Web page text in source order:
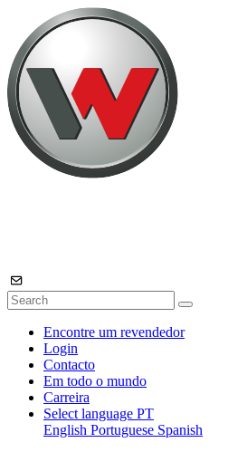
Encontre um revendedor
Login
Contacto
Em todo o mundo
Carreira
Select language PT
English Portuguese Spanish